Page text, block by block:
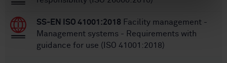
SS-EN ISO 41001:2018 Facility management -
Management systems - Requirements with
guidance for use (ISO 41001:2018)